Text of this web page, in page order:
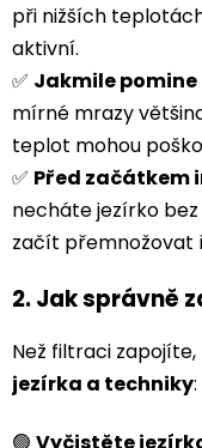
při nižších
aktivní.
✅ Jakmile
mírné mrazy
teplot mohou
✅ Před začátkem
necháte jezírko
začít přemnožovat
2. Jak správně
Než filtraci zapojíte,
jezírka a techniky: